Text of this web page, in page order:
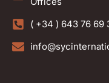
( +34 ) 643 76 69